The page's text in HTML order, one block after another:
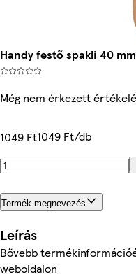
Handy festő spakli 40 mm
Még nem érkezett
1049 Ft1049 Ft/db
Termék megnevezés
Leírás
Bővebb
weboldalon